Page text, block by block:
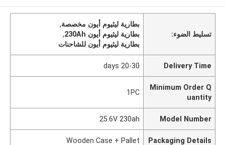
تسليط الضوء:
بطارية ليثيوم أيون مخصصة,
بطارية ليثيوم أيون 230Ah
,
بطارية ليثيوم أيون للشاحنات
Delivery Time
20-30 days
Minimum Order Q
uantity
1PC
Model Number
25.6V 230ah
Packaging Details
Wooden Case + Pallet